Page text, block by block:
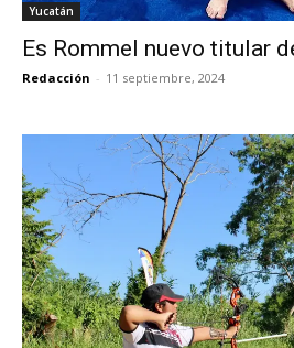
Yucatán
Es Rommel nuevo titular
Redacción - 11 septiembre, 2024